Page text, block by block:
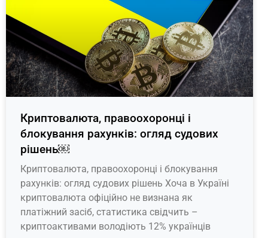
Криптовалюта, правоохоронці і
блокування рахунків: огляд судових
рішень￼
Криптовалюта, правоохоронці і блокування
рахунків: огляд судових рішень Хоча в Україні
криптовалюта офіційно не визнана як
платіжний засіб, статистика свідчить –
криптоактивами володіють 12% українців